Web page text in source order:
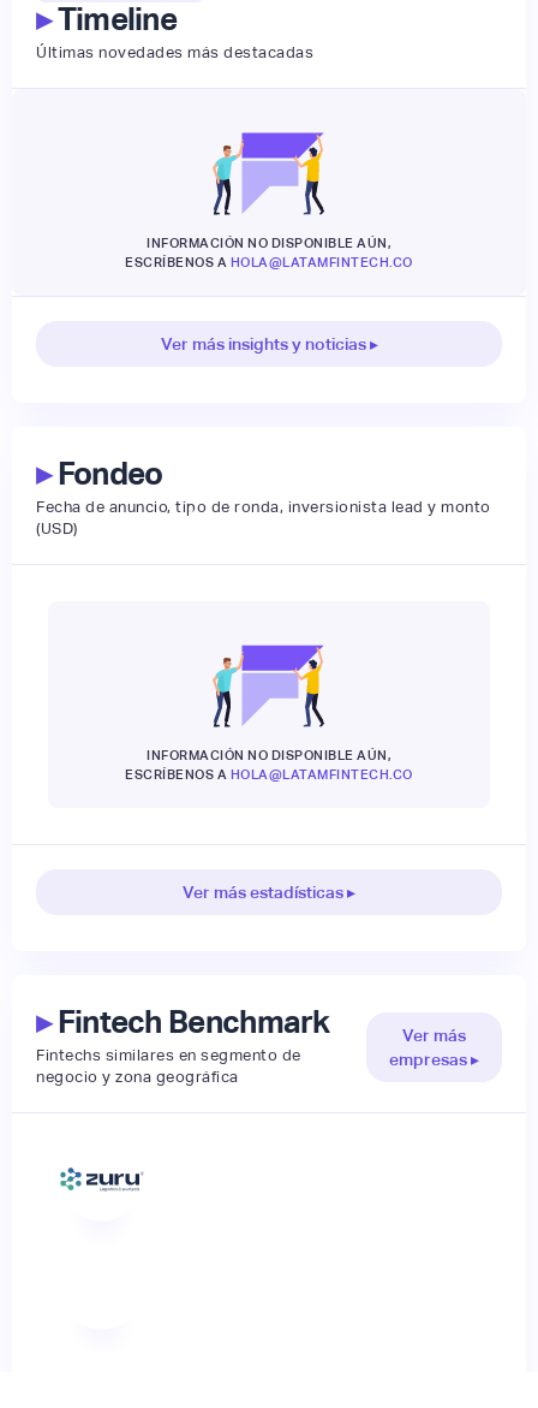
▸Timeline
Últimas novedades más destacadas
INFORMACIÓN NO DISPONIBLE AÚN,
ESCRÍBENOS A HOLA@LATAMFINTECH.CO
Ver más insights y noticias ▸
▸Fondeo
Fecha de anuncio, tipo de ronda, inversionista lead y monto
(USD)
INFORMACIÓN NO DISPONIBLE AÚN,
ESCRÍBENOS A HOLA@LATAMFINTECH.CO
Ver más estadísticas ▸
▸Fintech Benchmark
Fintechs similares en segmento de
negocio y zona geográfica
Ver más
empresas ▸